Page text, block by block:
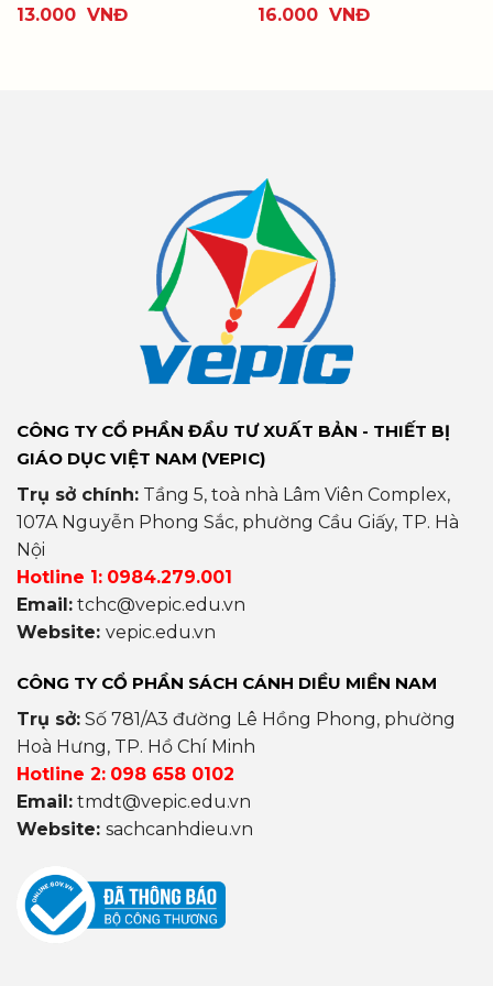
13.000 VNĐ 16.000 VNĐ
CÔNG TY CỔ PHẦN ĐẦU TƯ XUẤT BẢN - THIẾT BỊ
GIÁO DỤC VIỆT NAM (VEPIC)
Trụ sở chính: Tầng 5, toà nhà Lâm Viên Complex,
107A Nguyễn Phong Sắc, phường Cầu Giấy, TP. Hà
Nội
Hotline 1: 0984.279.001
Email: tchc@vepic.edu.vn
Website: vepic.edu.vn
CÔNG TY CỔ PHẦN SÁCH CÁNH DIỀU MIỀN NAM
Trụ sở: Số 781/A3 đường Lê Hồng Phong, phường
Hoà Hưng, TP. Hồ Chí Minh
Hotline 2: 098 658 0102
Email: tmdt@vepic.edu.vn
Website: sachcanhdieu.vn